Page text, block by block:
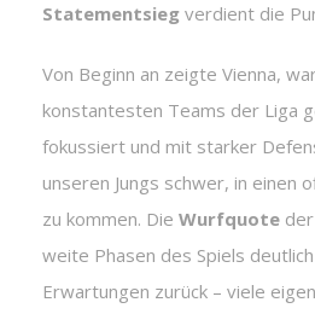
Statementsieg verdient die
Von Beginn an zeigte Vienna,
konstantesten Teams der Liga
fokussiert und mit starker
unseren Jungs schwer, in einen
zu kommen. Die Wurfquote
weite Phasen des Spiels
Erwartungen zurück – viele